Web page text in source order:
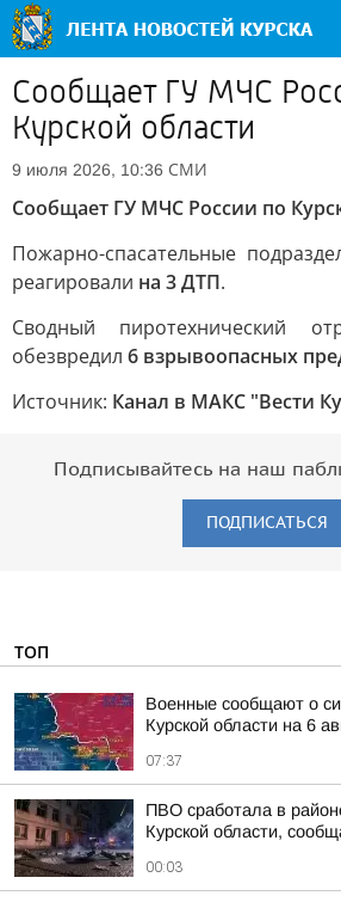
Сообщает ГУ МЧС
Курской области
9 июля 2026, 10:36 СМИ
Сообщает ГУ МЧС России по
Пожарно-спасательные
реагировали на 3 ДТП.
Сводный пиротехнический
обезвредил 6 взрывоопасных
Источник: Канал в МАКС "Вести
Подписывайтесь на наш
ПОДПИСАТЬСЯ
ТОП
Военные сообщают о
Курской области на 6
07:37
ПВО сработала в
Курской области,
00:03